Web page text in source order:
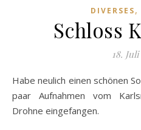
DIVERSES,
Schloss
18.
Habe neulich einen schönen Sommerabend genutzt, um ein
paar Aufnahmen vom
Drohne eingefangen.